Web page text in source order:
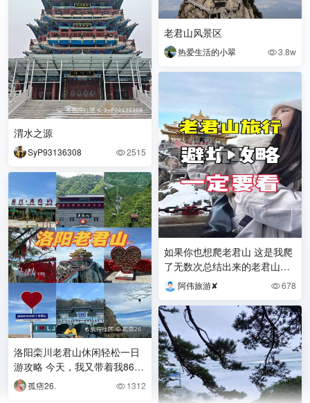
渭水之源
SyP93136308 2515
洛阳栾川老君山休闲轻松一日
游攻略 今天，我又带着我86岁
的爷爷奶奶出发了 我们是自驾
到老君山，在栾川
孤痞26.  1312
老君山风景区
热爱生活的小翠 3.8w
如果你也想爬老君山 这是我爬
了无数次总结出来的老君山攻
略 建议点赞收藏
阿伟旅游✘ 678